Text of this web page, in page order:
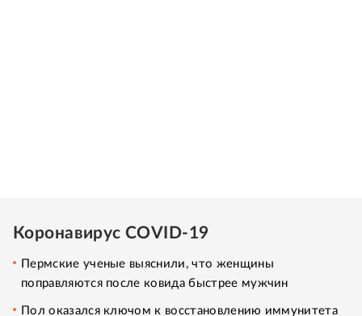
Коронавирус COVID-19
Пермские ученые выяснили, что женщины
поправляются после ковида быстрее мужчин
Пол оказался ключом к восстановлению иммунитета